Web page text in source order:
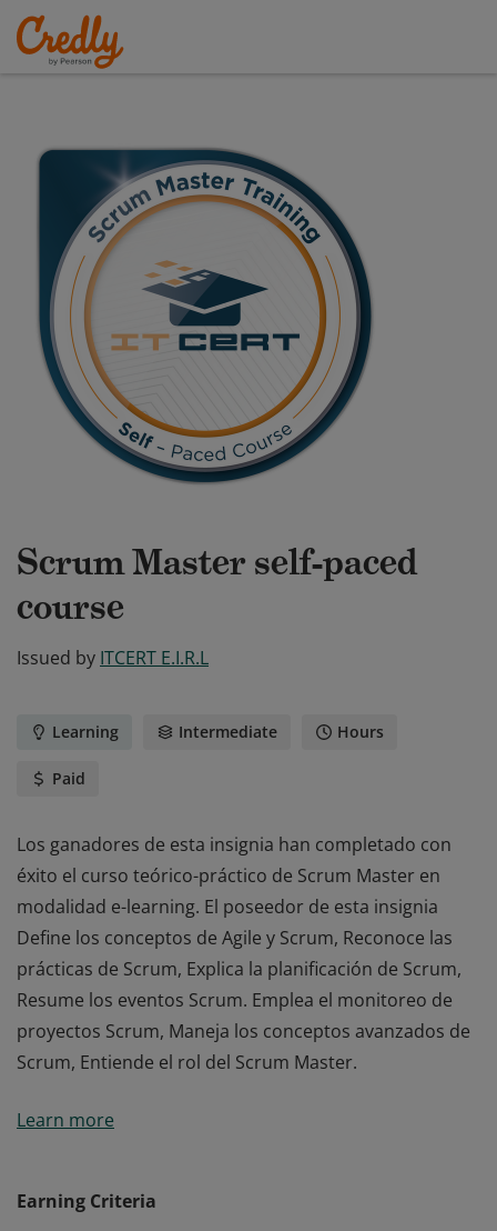
Scrum Master self-paced
course
Issued by ITCERT E.I.R.L
Learning Intermediate Hours
Paid
Los ganadores de esta insignia han completado con
éxito el curso teórico-práctico de Scrum Master en
modalidad e-learning. El poseedor de esta insignia
Define los conceptos de Agile y Scrum, Reconoce las
prácticas de Scrum, Explica la planificación de Scrum,
Resume los eventos Scrum. Emplea el monitoreo de
proyectos Scrum, Maneja los conceptos avanzados de
Scrum, Entiende el rol del Scrum Master.
éxito el curso teórico-práctico de Scrum Master en
prácticas de Scrum, Explica la planificación de Scrum,
Learn more
Earning Criteria